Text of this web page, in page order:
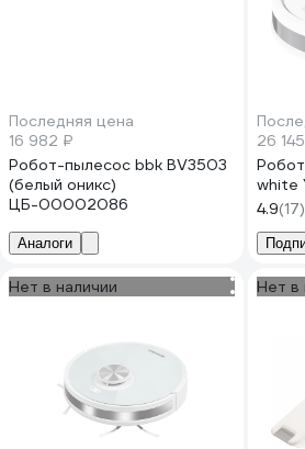
Последняя цена
16 982 ₽
Робот-пылесос bbk BV3503
(белый оникс)
ЦБ-00002086
Аналоги
26
white
4.9(17)
Нет в наличии Нет в